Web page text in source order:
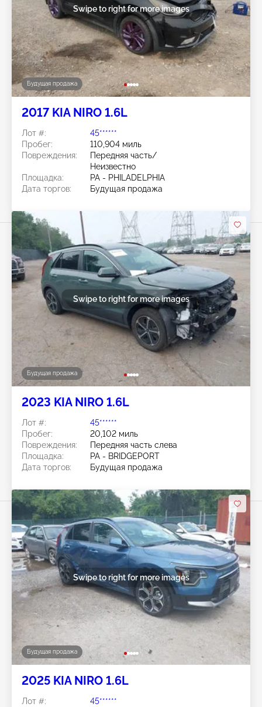
Будущая продажа
Swipe to right for more images
2017 KIA NIRO 1.6L
Лот #:
45******
Пробег:
110,904 миль
Повреждения:
Передняя часть/
Неизвестно
Площадка:
PA - PHILADELPHIA
Дата торгов:
Будущая продажа
Будущая продажа
Swipe to right for more images
2023 KIA NIRO 1.6L
Лот #:
45******
Пробег:
20,102 миль
Повреждения:
Передняя часть слева
Площадка:
PA - BRIDGEPORT
Дата торгов:
Будущая продажа
Будущая продажа
Swipe to right for more images
2025 KIA NIRO 1.6L
Лот #:
45******